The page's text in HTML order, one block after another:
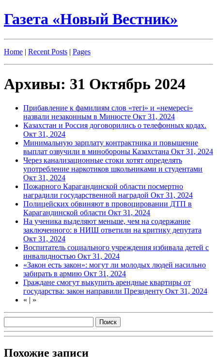
Газета «Новый Вестник»
Home | Recent Posts | Pages
Архивы: 31 Октябрь 2024
Прибавление к фамилиям слов «тегі» и «немересі»
назвали незаконным в Минюсте Окт 31, 2024
Казахстан и Россия договорились о телефонных кодах.
Окт 31, 2024
Минимальную зарплату контрактника и повышение
выплат озвучили в минобороны Казахстана Окт 31, 2024
Через канализационные стоки хотят определять
употребление наркотиков школьниками и студентами
Окт 31, 2024
Пожарного Карагандинской области посмертно
наградили государственной наградой Окт 31, 2024
Полицейских обвиняют в провоцировании ДТП в
Карагандинской области Окт 31, 2024
На ученика выделяют меньше, чем на содержание
заключенного: в НИШ ответили на критику депутата
Окт 31, 2024
Воспитатель социального учреждения избивала детей с
инвалидностью Окт 31, 2024
«Закон есть закон»: могут ли молодых людей насильно
забирать в армию Окт 31, 2024
Граждане смогут выкупить арендные квартиры от
государства: закон направили Президенту Окт 31, 2024
« | »
Похожие записи